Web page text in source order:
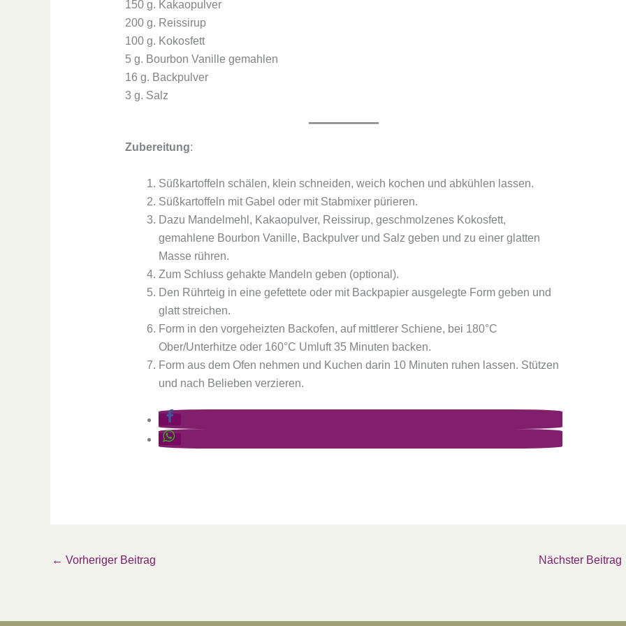
150 g. Kakaopulver
200 g. Reissirup
100 g. Kokosfett
5 g. Bourbon Vanille gemahlen
16 g. Backpulver
3 g. Salz
Zubereitung:
Süßkartoffeln schälen, klein schneiden, weich kochen und abkühlen lassen.
Süßkartoffeln mit Gabel oder mit Stabmixer pürieren.
Dazu Mandelmehl, Kakaopulver, Reissirup, geschmolzenes Kokosfett,
gemahlene Bourbon Vanille, Backpulver und Salz geben und zu einer glatten
Masse rühren.
Zum Schluss gehakte Mandeln geben (optional).
Den Rührteig in eine gefettete oder mit Backpapier ausgelegte Form geben und
glatt streichen.
Form in den vorgeheizten Backofen, auf mittlerer Schiene, bei 180°C
Ober/Unterhitze oder 160°C Umluft 35 Minuten backen.
Form aus dem Ofen nehmen und Kuchen darin 10 Minuten ruhen lassen. Stützen
und nach Belieben verzieren.
← Vorheriger Beitrag Nächster Beitrag